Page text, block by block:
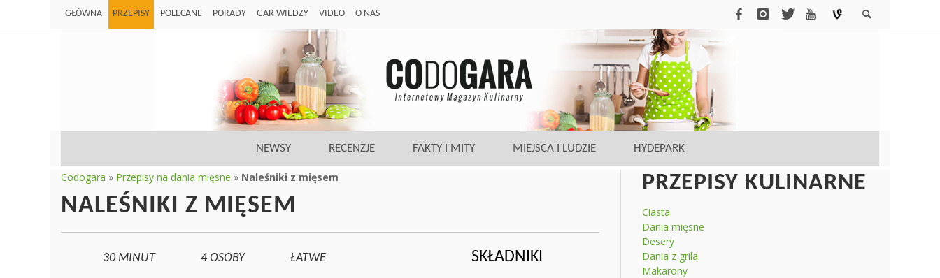
GŁÓWNA PRZEPISY POLECANE PORADY GAR WIEDZY VIDEO O NAS
NEWSY RECENZJE FAKTY I MITY MIEJSCA I LUDZIE HYDEPARK
Codogara » Przepisy na dania mięsne » Naleśniki z mięsem
NALEŚNIKI Z MIĘSEM
30 MINUT 4 OSOBY ŁATWE SKŁADNIKI
PRZEPISY KULINARNE
Ciasta
Dania mięsne
Desery
Dania z grila
Makarony